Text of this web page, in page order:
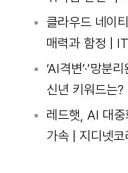
클라우드 네이
매력과 함정 |
‘AI격변’·’망분
신년 키워드는?
레드햇, AI 대
가속 | 지디넷코